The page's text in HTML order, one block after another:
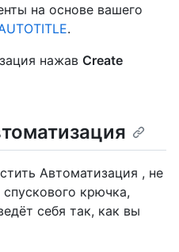
на основе вашего
.
нажав Create
Автоматизация , не
крючка,
себя так, как вы